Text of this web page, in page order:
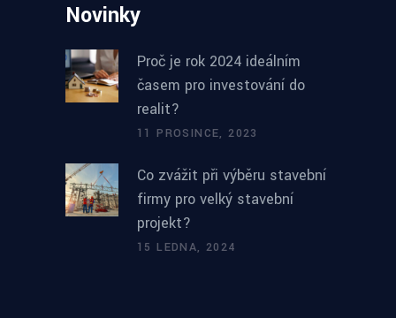
Novinky
Proč je rok 2024 ideálním
časem pro investování do
realit?
11 PROSINCE, 2023
Co zvážit při výběru stavební
firmy pro velký stavební
projekt?
15 LEDNA, 2024